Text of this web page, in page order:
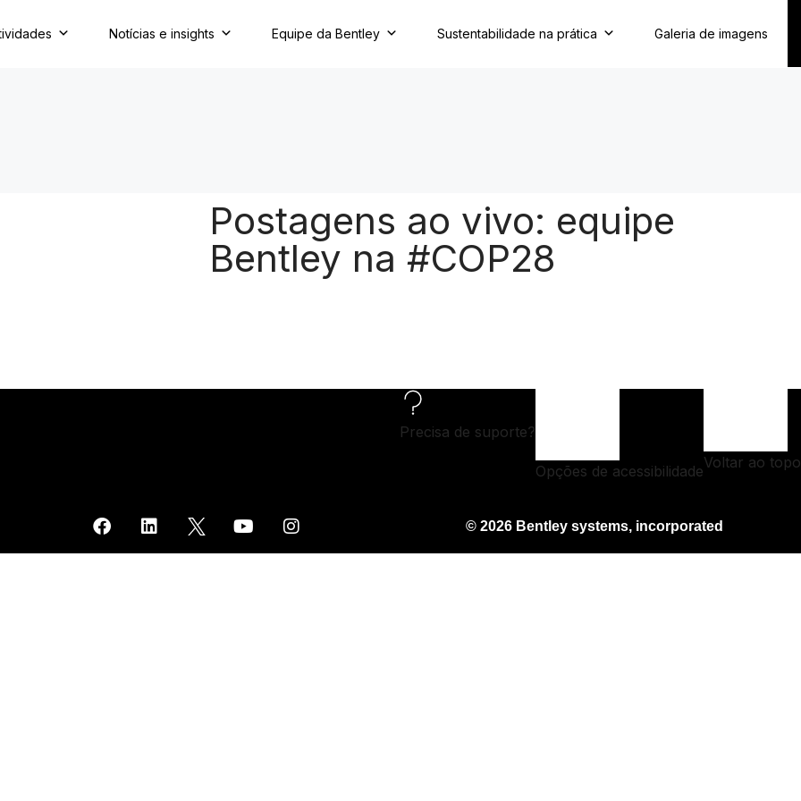
Notícias e insights Equipe da Bentley Sustentabilidade na prática Galeria de imagens
Postagens ao vivo: equipe
Bentley na #COP28
Precisa de suporte?
Opções de acessibilidadeVoltar ao topo
© 2026 Bentley systems, incorporated